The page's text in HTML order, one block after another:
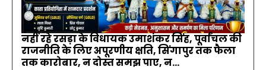
नहीं रहे रसड़ा के विधायक उमाशंकर सिंह, पूर्वांचल की
राजनीति के लिए अपूरणीय क्षति, सिंगापुर तक फैला
तक कारोबार, न दोस्त समझ पाए, न...